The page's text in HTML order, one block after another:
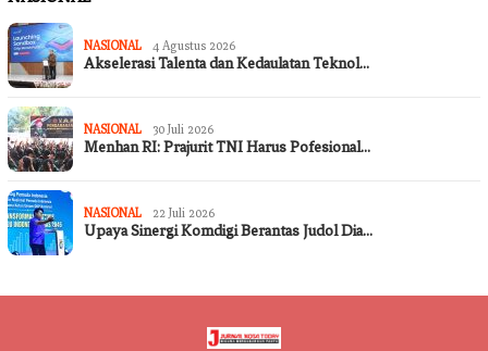
NASIONAL 4 Agustus 2026
Akselerasi Talenta dan Kedaulatan Teknol…
NASIONAL 30 Juli 2026
Menhan RI: Prajurit TNI Harus Pofesional…
NASIONAL 22 Juli 2026
Upaya Sinergi Komdigi Berantas Judol Dia…